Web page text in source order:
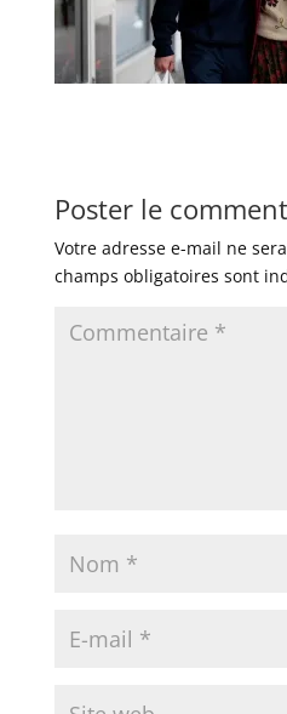
Poster le
Votre adresse e-mail ne
champs obligatoires sont